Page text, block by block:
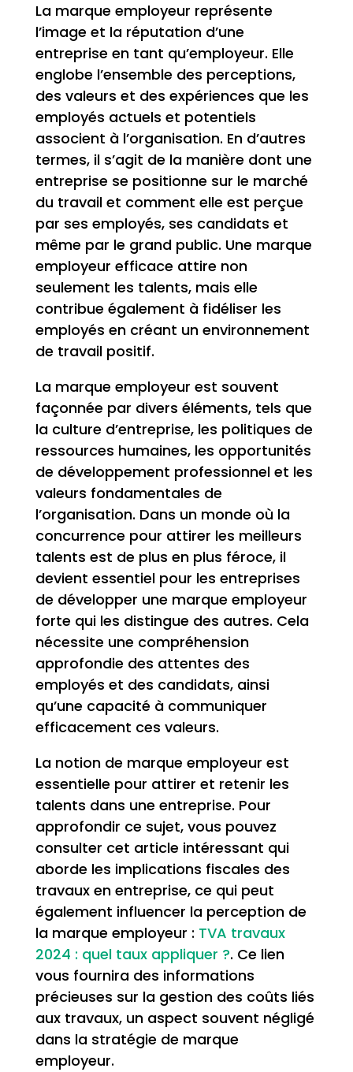
La marque employeur représente
l’image et la réputation d’une
entreprise en tant qu’employeur. Elle
englobe l’ensemble des perceptions,
des valeurs et des expériences que les
employés actuels et potentiels
associent à l’organisation. En d’autres
termes, il s’agit de la manière dont une
entreprise se positionne sur le marché
du travail et comment elle est perçue
par ses employés, ses candidats et
même par le grand public. Une marque
employeur efficace attire non
seulement les talents, mais elle
contribue également à fidéliser les
employés en créant un environnement
de travail positif.
La marque employeur est souvent
façonnée par divers éléments, tels que
la culture d’entreprise, les politiques de
ressources humaines, les opportunités
de développement professionnel et les
valeurs fondamentales de
l’organisation. Dans un monde où la
concurrence pour attirer les meilleurs
talents est de plus en plus féroce, il
devient essentiel pour les entreprises
de développer une marque employeur
forte qui les distingue des autres. Cela
nécessite une compréhension
approfondie des attentes des
employés et des candidats, ainsi
qu’une capacité à communiquer
efficacement ces valeurs.
La notion de marque employeur est
essentielle pour attirer et retenir les
talents dans une entreprise. Pour
approfondir ce sujet, vous pouvez
consulter cet article intéressant qui
aborde les implications fiscales des
travaux en entreprise, ce qui peut
également influencer la perception de
la marque employeur : TVA travaux
2024 : quel taux appliquer ?. Ce lien
vous fournira des informations
précieuses sur la gestion des coûts liés
aux travaux, un aspect souvent négligé
dans la stratégie de marque
employeur.